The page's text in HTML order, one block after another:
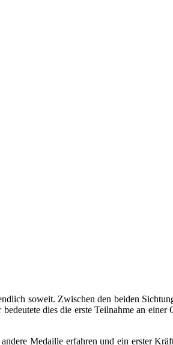
soweit. Zwischen den beiden
dies die erste Teilnahme an
Medaille erfahren und ein erster